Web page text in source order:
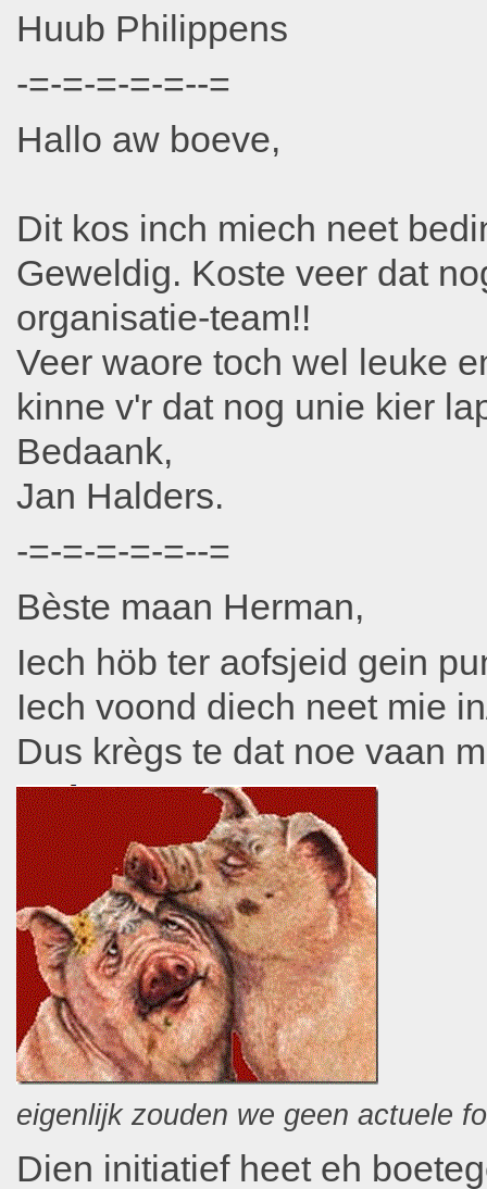
Huub Philippens
-=-=-=-=-=--=
Hallo aw boeve,
Dit kos inch miech neet
Geweldig. Koste veer dat
organisatie-team!!
Veer waore toch wel leuke
kinne v'r dat nog unie kier
Bedaank,
Jan Halders.
-=-=-=-=-=--=
Bèste maan Herman,
Iech höb ter aofsjeid gein
Iech voond diech neet mie
Dus krègs te dat noe vaan
eigenlijk zouden we geen actuele
Dien initiatief heet eh